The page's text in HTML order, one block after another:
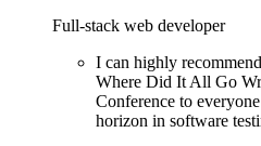
Full-stack web developer
I can highly
Where Did It All Go
Conference to
horizon in software